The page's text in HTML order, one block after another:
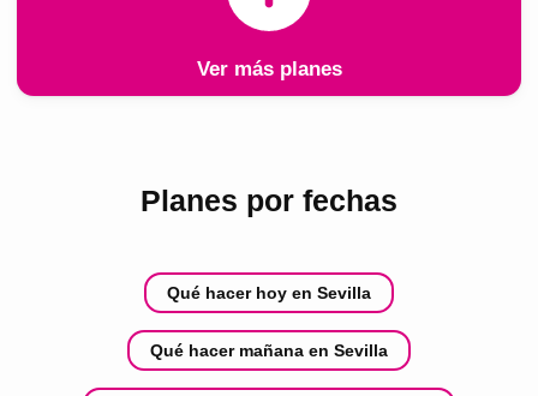
Ver más planes
Planes por fechas
Qué hacer hoy en Sevilla
Qué hacer mañana en Sevilla